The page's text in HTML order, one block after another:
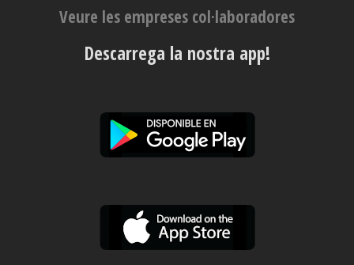
Veure les empreses col·laboradores
Descarrega la nostra app!